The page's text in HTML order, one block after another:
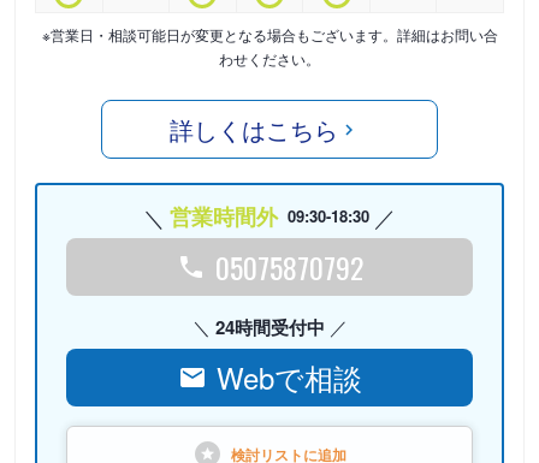
※営業日・相談可能日が変更となる場合もございます。詳細はお問い合
わせください。
詳しくはこちら
営業時間外 09:30-18:30
05075870792
24時間受付中
Webで相談
検討リストに追加